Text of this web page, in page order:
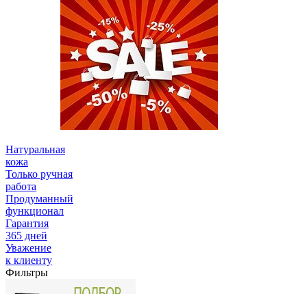
Натуральная
кожа
Только ручная
работа
Продуманный
функционал
Гарантия
365 дней
Уважение
к клиенту
Фильтры